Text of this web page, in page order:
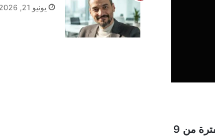
القاهرة في 9 يونيو 2024: عقدت منصة سيني جونة X O West، التي تجرى فعالياتها لأول مرة بمدينة O West في الفترة من 9
يونيو 21, 2026